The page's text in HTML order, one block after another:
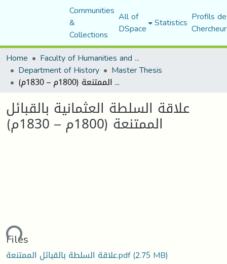
Communities
&
Collections
All of
DSpace Statistics Profils
Home
Faculty of Humanities and Social Sciences
Department of History Master Thesis
علاقة السلطة العثمانية بالقبائل الممتنعة (1800م – 1830م)
علاقة السلطة العثمانية بالقبائل
الممتنعة (1800م – 1830م)
Files
علاقة السلطة بالقبائل الممتنعة.pdf(2.75 MB)